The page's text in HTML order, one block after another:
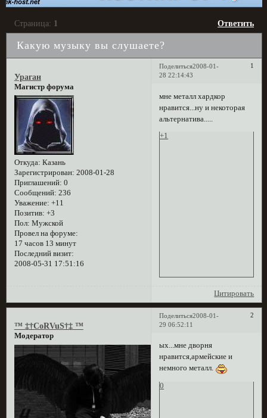
Какую музыку вы слушаете?
Страница: 1 Ответить
Поделиться 1
2008-01-
28 22:14:43
Ураган
Магистр форума
Откуда: Казань
Зарегистрирован: 2008-01-28
Приглашений: 0
Сообщений: 236
Уважение: +11
Позитив: +3
Пол: Мужской
Провел на форуме:
17 часов 13 минут
Последний визит:
2008-05-31 17:51:16
мне металл хардкор
нравится...ну и некоторая
альтернатива.....
+1
Цитировать
Поделиться 2
2008-01-
29 06:52:11
™ ‡†CoRVuS†‡ ™
Модератор
ых...мне дворня
нравится,армейские и
немного металл.
0